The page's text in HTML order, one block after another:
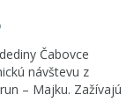
Čabovce
návštevu z
– Majku. Zažívajú